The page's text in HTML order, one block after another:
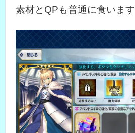
素材とQPも普通に食います